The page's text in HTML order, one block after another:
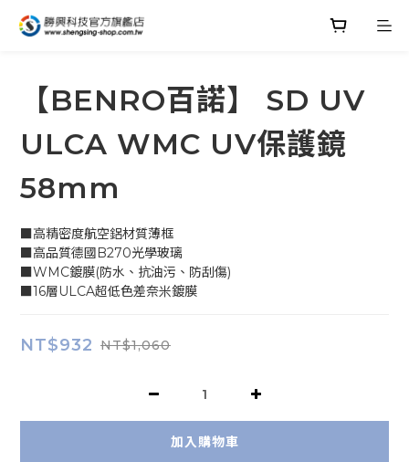
【BENRO百諾】 SD UV
ULCA WMC UV保護鏡
58mm
■高精密度航空鋁材質薄框
■高品質德國B270光學玻璃
■WMC鍍膜(防水、抗油污、防刮傷)
■16層ULCA超低色差奈米鍍膜
NT$932 NT$1,060
加入購物車